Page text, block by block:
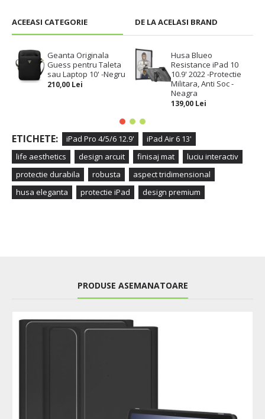
ACEEASI CATEGORIE DE LA ACELASI BRAND
Geanta Originala
Guess pentru Taleta
sau Laptop 10' -Negru
210,00 Lei
Husa Blueo
Resistance iPad 10
10.9' 2022 -Protectie
Militara, Anti Soc -
Neagra
139,00 Lei
ETICHETE: iPad Pro 4/5/6 12.9'
iPad Air 6 13'
life aesthetics
design arcuit finisaj mat
luciu interactiv
protectie durabila
robusta
aspect tridimensional
husa eleganta
protectie iPad design premium
PRODUSE ASEMANATOARE